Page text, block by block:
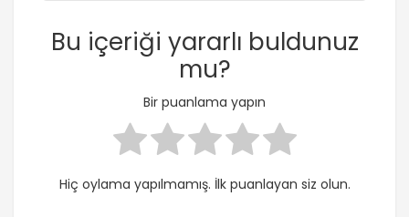
Bu içeriği yararlı buldunuz
mu?
Bir puanlama yapın
Hiç oylama yapılmamış. İlk puanlayan siz olun.